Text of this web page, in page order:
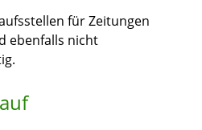
für Zeitungen
ebenfalls nicht